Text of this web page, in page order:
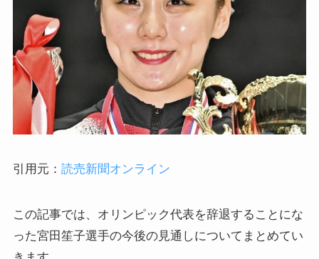
引用元： 読売新聞オンライン
この記事では、オリンピック代表を辞退することにな
った宮田笙子選手の今後の見通しについてまとめてい